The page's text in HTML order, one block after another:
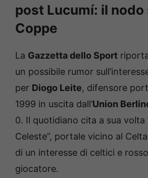
post Lucumí: il nodo
Coppe
La Gazzetta dello Sport
un possibile rumor
per Diogo Leite, difensore
1999 in uscita dall’Union
0. Il quotidiano cita a sua volta
Celeste”, portale vicino al
di un interesse di celtici e
giocatore.